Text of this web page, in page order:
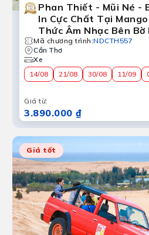
Phan Thiết - Mũi Né -
In Cực Chất Tại
Thức Âm Nhạc Bên Bờ
Mã chương trình:NDCTH557
Cần Thơ
Xe
14/08
21/08 30/08 11/09
Giá từ:
3.890.000 ₫
Giá tốt